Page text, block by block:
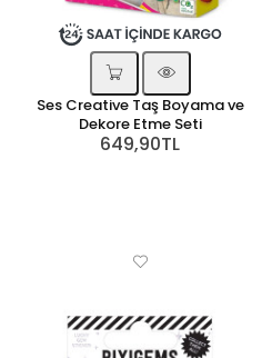
Ses Creative Taş Boyama ve
Dekore Etme Seti
649,90TL